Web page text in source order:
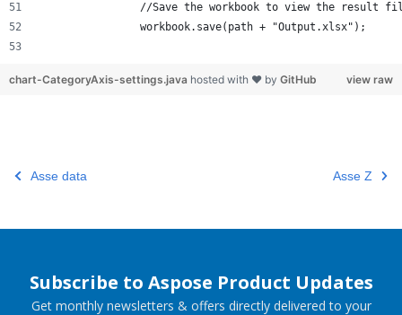
//Save the workbook to view the result
		workbook.save(path + "Output.xlsx");
view raw
chart-CategoryAxis-settings.java hosted with ❤ by GitHub
Asse data Asse Z
Subscribe to Aspose Product Updates
Get monthly newsletters & offers directly delivered to your